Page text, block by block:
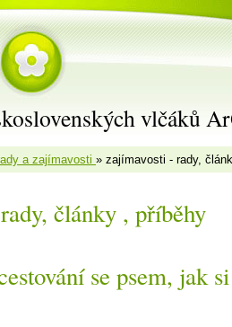
vlčáků
a zajímavosti » zajímavosti - rady,
články , příběhy
se psem, jak